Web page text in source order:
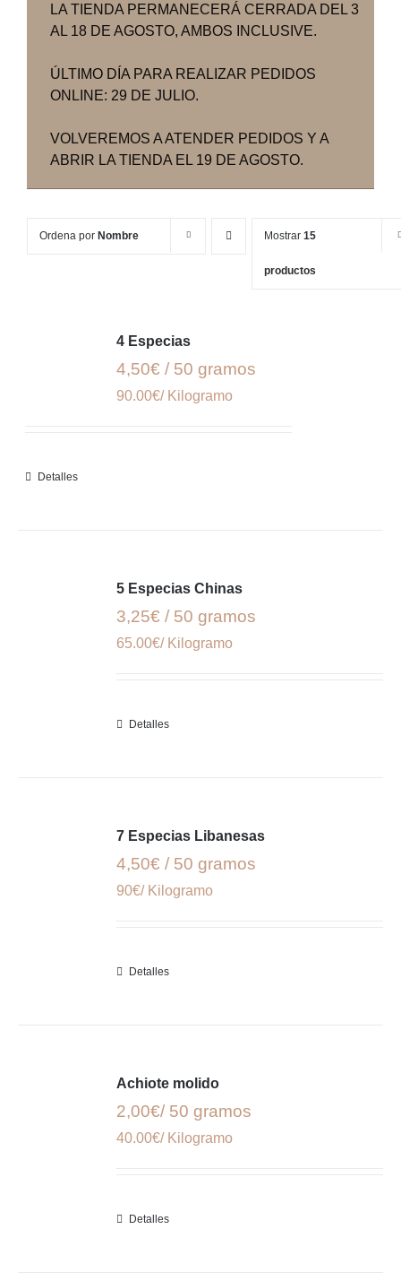
LA TIENDA PERMANECERÁ CERRADA DEL 3
AL 18 DE AGOSTO, AMBOS INCLUSIVE.
ÚLTIMO DÍA PARA REALIZAR PEDIDOS
ONLINE: 29 DE JULIO.
VOLVEREMOS A ATENDER PEDIDOS Y A
ABRIR LA TIENDA EL 19 DE AGOSTO.
Ordena por Nombre Mostrar 15
productos
4 Especias
4,50€ / 50 gramos
90.00€/ Kilogramo
Detalles
5 Especias Chinas
3,25€ / 50 gramos
65.00€/ Kilogramo
Detalles
7 Especias Libanesas
4,50€ / 50 gramos
90€/ Kilogramo
Detalles
Achiote molido
2,00€/ 50 gramos
40.00€/ Kilogramo
Detalles